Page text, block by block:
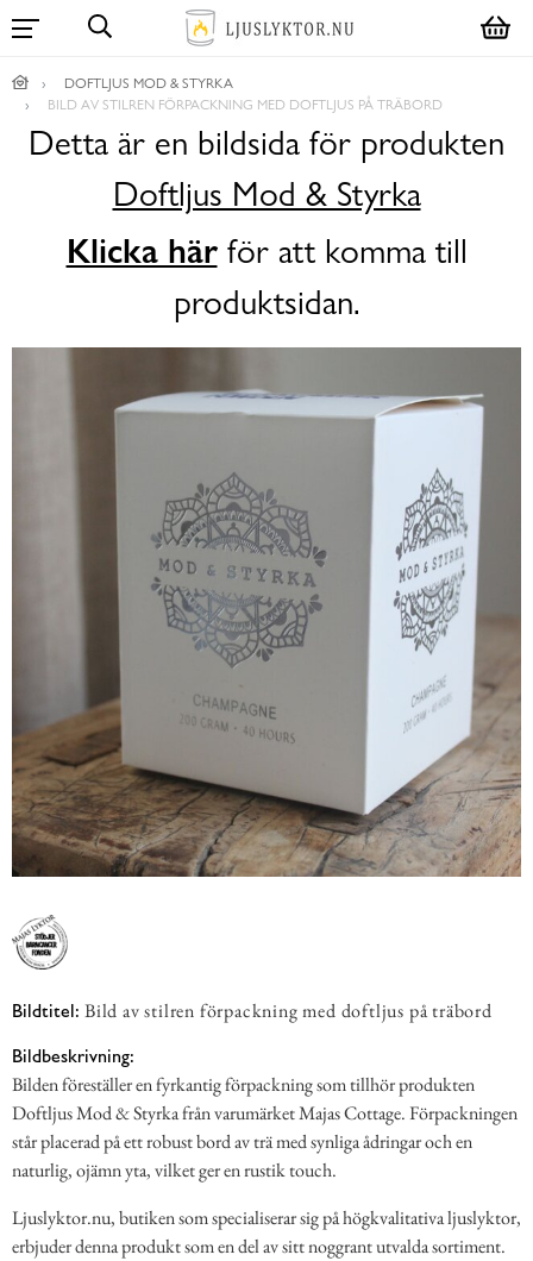
DOFTLJUS MOD & STYRKA
BILD AV STILREN FÖRPACKNING MED DOFTLJUS PÅ TRÄBORD
Detta är en bildsida för produkten
Doftljus Mod & Styrka
Klicka härför att komma till
produktsidan.
Bildtitel: Bild av stilren förpackning med doftljus på träbord
Bildbeskrivning:
Bilden föreställer en fyrkantig förpackning som tillhör produkten
Doftljus Mod & Styrka från varumärket Majas Cottage. Förpackningen
står placerad på ett robust bord av trä med synliga ådringar och en
naturlig, ojämn yta, vilket ger en rustik touch.
Ljuslyktor.nu, butiken som specialiserar sig på högkvalitativa ljuslyktor,
erbjuder denna produkt som en del av sitt noggrant utvalda sortiment.